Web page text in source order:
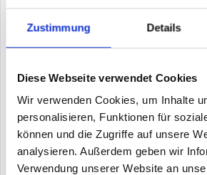
Zustimmung Details
Diese Webseite verwendet Cookies
Wir verwenden Cookies, um Inhalte
personalisieren, Funktionen für
können und die Zugriffe auf unsere
analysieren. Außerdem geben wir
Verwendung unserer Website an
Datalogic QD2131. Typ: Tragbares
Typ: 1D, Lineare (1D) Barcodes
Schnittstellen:
Preis auf Anfrage
Merken
DETAILS